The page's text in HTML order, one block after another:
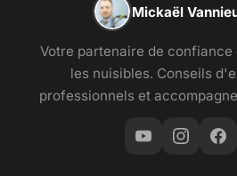
Mickaël
Votre partenaire de
les nuisibles. Conseils
professionnels et